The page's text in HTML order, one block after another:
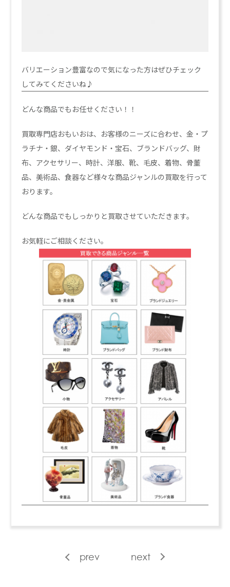
バリエーション豊富なので気になった方はぜひチェック
してみてくださいね♪
どんな商品でもお任せください！！
買取専門店おもいおは、お客様のニーズに合わせ、金・プ
ラチナ・銀、ダイヤモンド・宝石、ブランドバッグ、財
布、アクセサリー、時計、洋服、靴、毛皮、着物、骨董
品、美術品、食器など様々な商品ジャンルの買取を行って
おります。
どんな商品でもしっかりと買取させていただきます。
お気軽にご相談ください。
prev next